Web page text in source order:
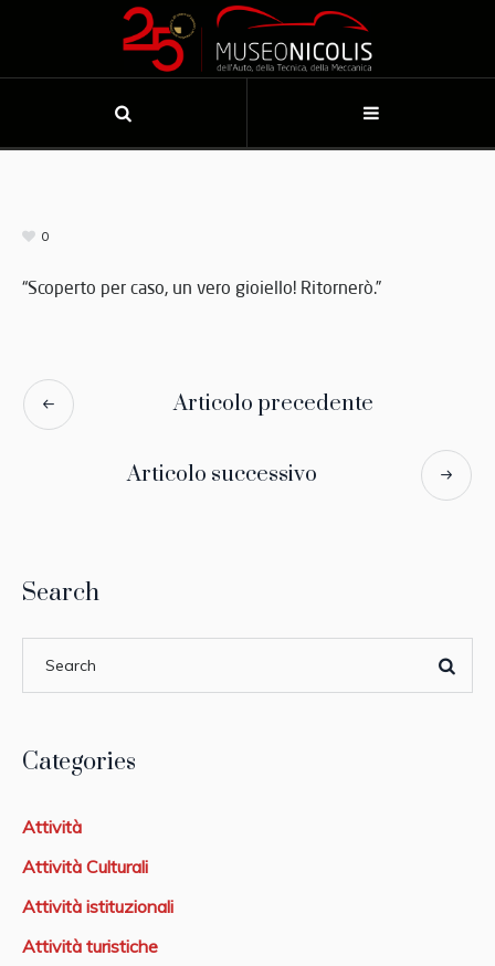
0
“Scoperto per caso, un vero gioiello! Ritornerò.”
Articolo precedente
Articolo successivo
Search
Categories
Attività
Attività Culturali
Attività istituzionali
Attività turistiche